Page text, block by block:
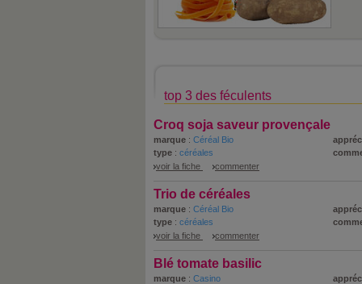
top 3 des féculents
Croq soja saveur provençale
marque : Céréal Bio
type : céréales
voir la fiche
commenter
Trio de céréales
marque : Céréal Bio
type : céréales
voir la fiche
commenter
Blé tomate basilic
marque : Casino